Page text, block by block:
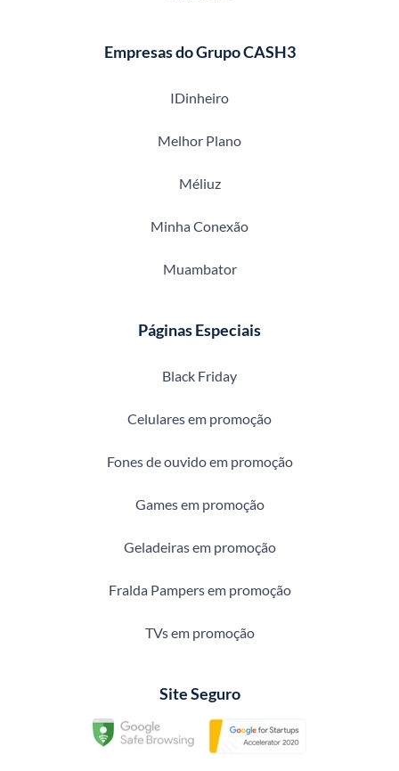
Empresas do Grupo CASH3
IDinheiro
Melhor Plano
Méliuz
Minha Conexão
Muambator
Páginas Especiais
Black Friday
Celulares em promoção
Fones de ouvido em promoção
Games em promoção
Geladeiras em promoção
Fralda Pampers em promoção
TVs em promoção
Site Seguro